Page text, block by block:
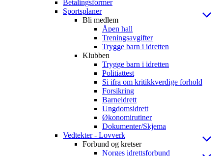
Betalingsformer
Sportsplaner
Bli medlem
Åpen hall
Treningsavgifter
Trygge barn i idretten
Klubben
Trygge barn i idretten
Politiattest
Si ifra om kritikkverdige forhold
Forsikring
Barneidrett
Ungdomsidrett
Økonomirutiner
Dokumenter/Skjema
Vedtekter - Lovverk
Forbund og kretser
Norges idrettsforbund